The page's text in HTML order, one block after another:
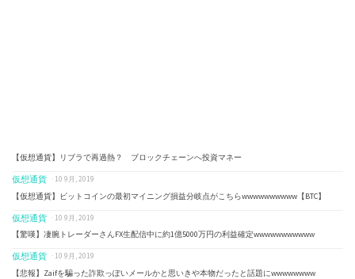
【仮想通貨】リブラで再過熱？ ブロックチェーンへ投資マネー
仮想通貨 · 10 9月, 2019
【仮想通貨】ビットコインの最初マイニング損益分岐点がこちらwwwwwwwwww【BTC】
仮想通貨 · 10 9月, 2019
【驚嘆】凄腕トレーダーさんFX生配信中に約1億5000万円の利益確定wwwwwwwwwww
仮想通貨 · 10 9月, 2019
【悲報】Zaifを騙った詐欺っぽいメールかと思いきや本物だったと話題にwwwwwwww